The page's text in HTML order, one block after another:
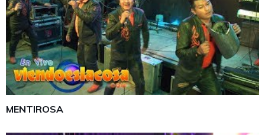
MENTIROSA